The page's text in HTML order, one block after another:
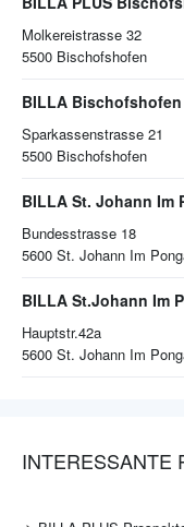
Molkereistrasse 32
5500 Bischofshofen
BILLA Bischofshofen
Sparkassenstrasse 21
5500 Bischofshofen
BILLA St. Johann Im
Bundesstrasse 18
5600 St. Johann Im
BILLA St.Johann Im
Hauptstr.42a
5600 St. Johann Im
INTERESSANTE